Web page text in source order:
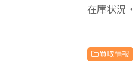
在庫状況
買取情報